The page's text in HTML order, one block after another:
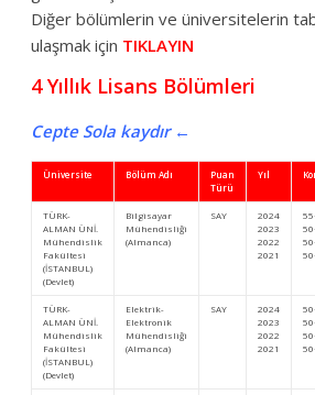
Diğer bölümlerin ve üniversitelerin
ulaşmak için TIKLAYIN
4 Yıllık Lisans Bölümleri
Cepte Sola kaydır ←
Üniversite Bölüm Adı
Puan
Türü
Yıl
TÜRK-
ALMAN ÜNİ.
Mühendislik
Fakültesi
(İSTANBUL)
(Devlet)
Bilgisayar
Mühendisliği
(Almanca)
SAY
2024
2023
2022
2021
TÜRK-
ALMAN ÜNİ.
Mühendislik
Fakültesi
(İSTANBUL)
(Devlet)
Elektrik-
Elektronik
Mühendisliği
(Almanca)
SAY
2024
2023
2022
2021